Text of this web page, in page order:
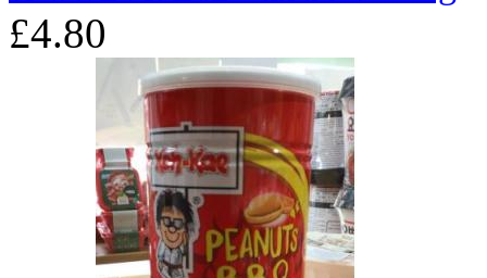
£4.80